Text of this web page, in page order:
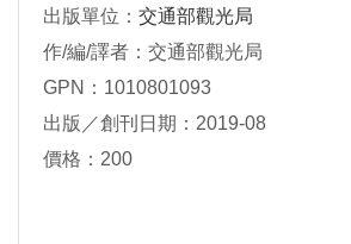
出版單位： 交通部觀光局
作/編/譯者：交通部觀光局
GPN：1010801093
出版／創刊日期：2019-08
價格：200